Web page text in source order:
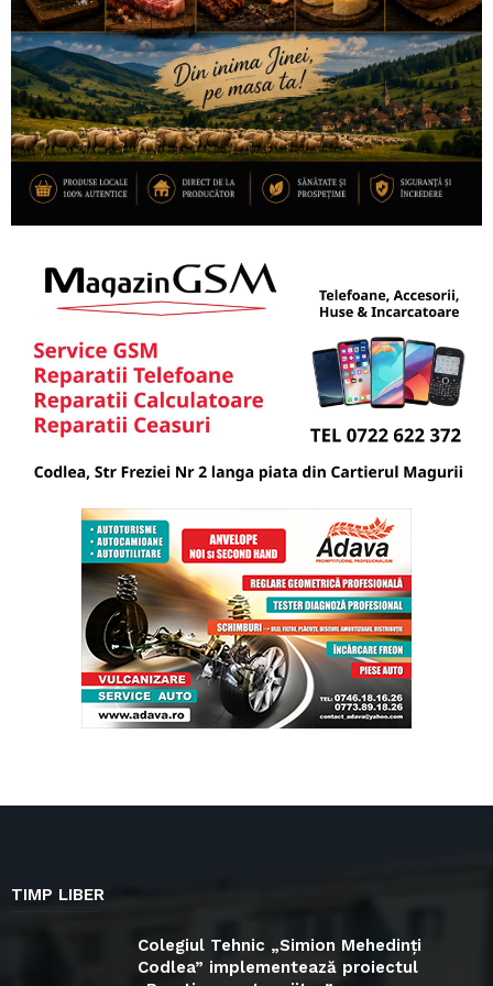
TIMP LIBER
Colegiul Tehnic „Simion Mehedinți
Codlea” implementează proiectul